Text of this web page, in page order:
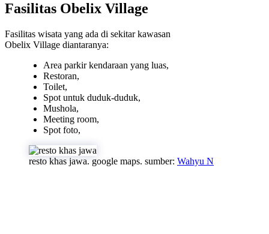
Fasilitas Obelix Village
Fasilitas wisata yang ada di sekitar kawasan
Obelix Village diantaranya:
Area parkir kendaraan yang luas,
Restoran,
Toilet,
Spot untuk duduk-duduk,
Mushola,
Meeting room,
Spot foto,
resto khas jawa. google maps. sumber: Wahyu N